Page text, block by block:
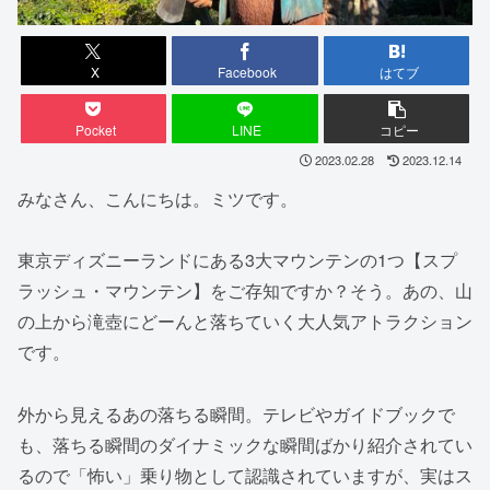
X Facebook はてブ
Pocket LINE コピー
2023.02.28 2023.12.14
みなさん、こんにちは。ミツです。
東京ディズニーランドにある3大マウンテンの1つ【スプ
ラッシュ・マウンテン】をご存知ですか？そう。あの、山
の上から滝壺にどーんと落ちていく大人気アトラクション
です。
外から見えるあの落ちる瞬間。テレビやガイドブックで
も、落ちる瞬間のダイナミックな瞬間ばかり紹介されてい
るので「怖い」乗り物として認識されていますが、実はス